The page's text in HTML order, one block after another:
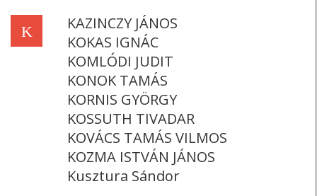
K
KAZINCZY JÁNOS
KOKAS IGNÁC
KOMLÓDI JUDIT
KONOK TAMÁS
KORNIS GYÖRGY
KOSSUTH TIVADAR
KOVÁCS TAMÁS VILMOS
KOZMA ISTVÁN JÁNOS
Kusztura Sándor